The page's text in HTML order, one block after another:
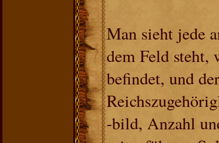
Man sieht jede
dem Feld steht,
befindet, und
-bild, Anzahl